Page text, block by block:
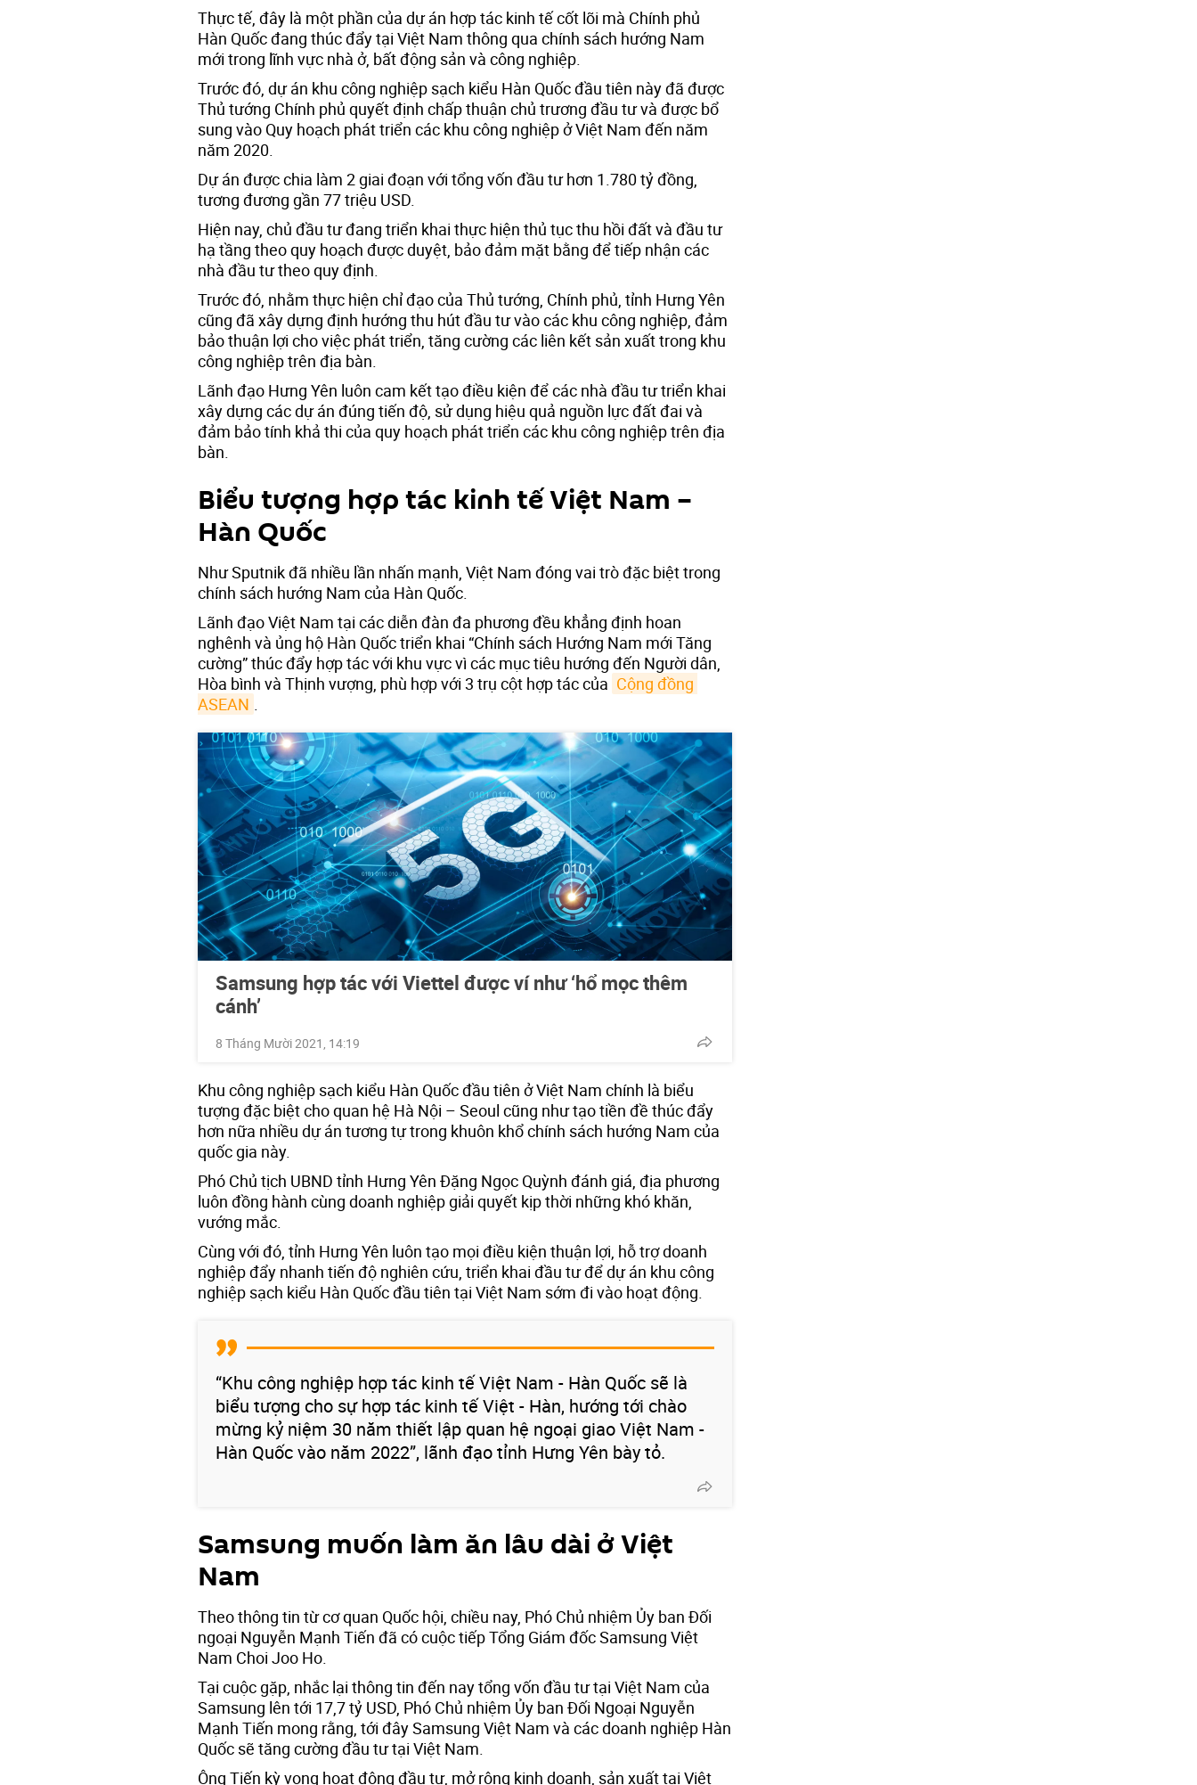
Thực tế, đây là một phần của dự án hợp tác kinh tế cốt lõi mà Chính phủ
Hàn Quốc đang thúc đẩy tại Việt Nam thông qua chính sách hướng Nam
mới trong lĩnh vực nhà ở, bất động sản và công nghiệp.
Trước đó, dự án khu công nghiệp sạch kiểu Hàn Quốc đầu tiên này đã được
Thủ tướng Chính phủ quyết định chấp thuận chủ trương đầu tư và được bổ
sung vào Quy hoạch phát triển các khu công nghiệp ở Việt Nam đến năm
năm 2020.
Dự án được chia làm 2 giai đoạn với tổng vốn đầu tư hơn 1.780 tỷ đồng,
tương đương gần 77 triệu USD.
Hiện nay, chủ đầu tư đang triển khai thực hiện thủ tục thu hồi đất và đầu tư
hạ tầng theo quy hoạch được duyệt, bảo đảm mặt bằng để tiếp nhận các
nhà đầu tư theo quy định.
Trước đó, nhằm thực hiện chỉ đạo của Thủ tướng, Chính phủ, tỉnh Hưng Yên
cũng đã xây dựng định hướng thu hút đầu tư vào các khu công nghiệp, đảm
bảo thuận lợi cho việc phát triển, tăng cường các liên kết sản xuất trong khu
công nghiệp trên địa bàn.
Lãnh đạo Hưng Yên luôn cam kết tạo điều kiện để các nhà đầu tư triển khai
xây dựng các dự án đúng tiến độ, sử dụng hiệu quả nguồn lực đất đai và
đảm bảo tính khả thi của quy hoạch phát triển các khu công nghiệp trên địa
bàn.
Biểu tượng hợp tác kinh tế Việt Nam –
Hàn Quốc
Như Sputnik đã nhiều lần nhấn mạnh, Việt Nam đóng vai trò đặc biệt trong
chính sách hướng Nam của Hàn Quốc.
Lãnh đạo Việt Nam tại các diễn đàn đa phương đều khẳng định hoan
nghênh và ủng hộ Hàn Quốc triển khai “Chính sách Hướng Nam mới Tăng
cường” thúc đẩy hợp tác với khu vực vì các mục tiêu hướng đến Người dân,
Hòa bình và Thịnh vượng, phù hợp với 3 trụ cột hợp tác của Cộng đồng
ASEAN
Samsung hợp tác với Viettel được ví như ‘hổ mọc thêm
cánh’
8 Tháng Mười 2021, 14:19
Khu công nghiệp sạch kiểu Hàn Quốc đầu tiên ở Việt Nam chính là biểu
tượng đặc biệt cho quan hệ Hà Nội – Seoul cũng như tạo tiền đề thúc đẩy
hơn nữa nhiều dự án tương tự trong khuôn khổ chính sách hướng Nam của
quốc gia này.
Phó Chủ tịch UBND tỉnh Hưng Yên Đặng Ngọc Quỳnh đánh giá, địa phương
luôn đồng hành cùng doanh nghiệp giải quyết kịp thời những khó khăn,
vướng mắc.
Cùng với đó, tỉnh Hưng Yên luôn tạo mọi điều kiện thuận lợi, hỗ trợ doanh
nghiệp đẩy nhanh tiến độ nghiên cứu, triển khai đầu tư để dự án khu công
nghiệp sạch kiểu Hàn Quốc đầu tiên tại Việt Nam sớm đi vào hoạt động.
“Khu công nghiệp hợp tác kinh tế Việt Nam - Hàn Quốc sẽ là
biểu tượng cho sự hợp tác kinh tế Việt - Hàn, hướng tới chào
mừng kỷ niệm 30 năm thiết lập quan hệ ngoại giao Việt Nam -
Hàn Quốc vào năm 2022”, lãnh đạo tỉnh Hưng Yên bày tỏ.
Samsung muốn làm ăn lâu dài ở Việt
Nam
Theo thông tin từ cơ quan Quốc hội, chiều nay, Phó Chủ nhiệm Ủy ban Đối
ngoại Nguyễn Mạnh Tiến đã có cuộc tiếp Tổng Giám đốc Samsung Việt
Nam Choi Joo Ho.
Tại cuộc gặp, nhắc lại thông tin đến nay tổng vốn đầu tư tại Việt Nam của
Samsung lên tới 17,7 tỷ USD, Phó Chủ nhiệm Ủy ban Đối Ngoại Nguyễn
Mạnh Tiến mong rằng, tới đây Samsung Việt Nam và các doanh nghiệp Hàn
Quốc sẽ tăng cường đầu tư tại Việt Nam.
Ông Tiến kỳ vọng hoạt động đầu tư, mở rộng kinh doanh, sản xuất tại Việt